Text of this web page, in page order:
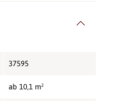
37595
ab 10,1 m²